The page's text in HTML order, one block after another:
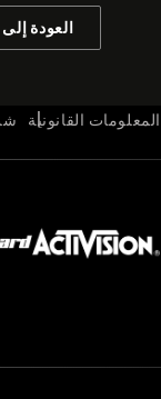
العودة
المعلومات القانونية